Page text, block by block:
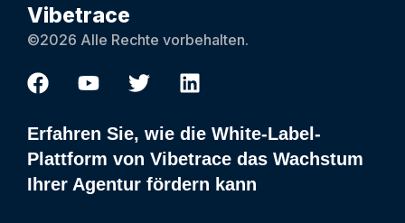
Vibetrace
©2026 Alle Rechte vorbehalten.
Erfahren Sie, wie die White-Label-
Plattform von Vibetrace das Wachstum
Ihrer Agentur fördern kann